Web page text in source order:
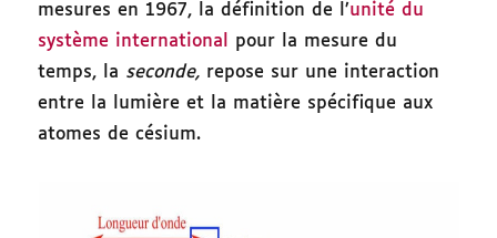
mesures en 1967, la définition de l’unité du
système international pour la mesure du
temps, la seconde, repose sur une interaction
entre la lumière et la matière spécifique aux
atomes de césium.